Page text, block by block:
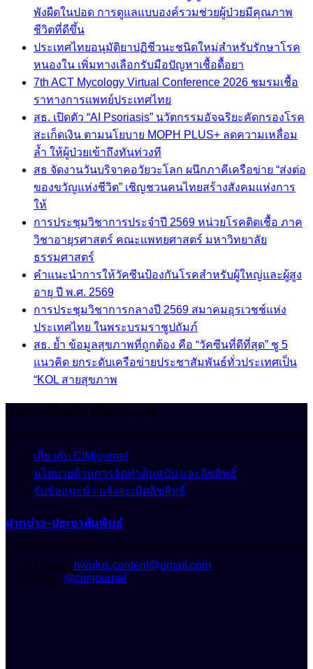
พังผืดในปอด การดูแลแบบองค์รวมช่วยผู้ป่วยมีคุณภาพ
ชีวิตที่ดีขึ้น
ประเทศไทยอนุมัติยาปฏิชีวนะชนิดใหม่สำหรับรักษาโรค
หนองใน เพิ่มทางเลือกรับมือปัญหาเชื้อดื้อยา
7th ACT Mycology Virtual Conference 2026 ชมรมเชื้อ
ราทางการแพทย์ประเทศไทย
สธ. เปิดตัว “AI Psoriasis” นวัตกรรมอัจฉริยะคัดกรองโรค
สะเก็ดเงิน ตามนโยบาย MOPH PLUS+ ลดความเหลื่อม
ล้ำ ให้ผู้ป่วยเข้าถึงทันท่วงที
สธ จัดงานวันบริจาคอวัยวะโลก ผนึกภาคีเครือข่าย “ส่งต่อ
ของขวัญแห่งชีวิต” เชิญชวนคนไทยสร้างสังคมแห่งการ
ให้
การประชุมวิชาการประจำปี 2569 หน่วยโรคติดเชื้อ ภาค
วิชาอายุรศาสตร์ คณะแพทยศาสตร์ มหาวิทยาลัย
ธรรมศาสตร์
คำแนะนำการให้วัคซีนป้องกันโรคสำหรับผู้ใหญ่และผู้สูง
อายุ ปี พ.ศ. 2569
การประชุมวิชาการกลางปี 2569 สมาคมอุรเวชช์แห่ง
ประเทศไทย ในพระบรมราชูปถัมภ์
สธ. ย้ำ ข้อมูลสุขภาพที่ถูกต้อง คือ “วัคซีนที่ดีที่สุด” ชู 5
แนวคิด ยกระดับเครือข่ายประชาสัมพันธ์ทั่วประเทศเป็น
“KOL สายสุขภาพ
นโยบายเกี่ยวกับ CIMjournal
เกี่ยวกับ CIMjournal
นโยบายด้านการจัดทำต้นฉบับ และลิขสิทธิ์
รับข้อแนะนำ แจ้งละเมิดลิขสิทธิ์
ฝากข่าว-ประชาสัมพันธ์
E-mail : hwplus.content@gmail.com
Line : @cimjournal